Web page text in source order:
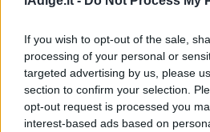
If you wish to opt-out of the sale,
processing of your personal or
targeted advertising by us, please
section to confirm your selection.
opt-out request is processed you
interest-based ads based on